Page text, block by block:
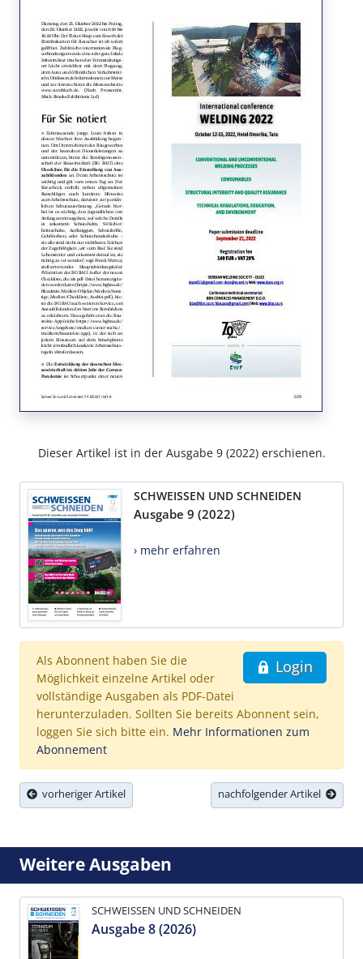
Dieser Artikel ist in der Ausgabe 9 (2022) erschienen.
SCHWEISSEN UND SCHNEIDEN
Ausgabe 9 (2022)
› mehr erfahren
Login
Als Abonnent haben Sie die
Möglichkeit einzelne Artikel oder
vollständige Ausgaben als PDF-Datei
herunterzuladen. Sollten Sie bereits Abonnent sein,
loggen Sie sich bitte ein. Mehr Informationen zum
Abonnement
vorheriger Artikel nachfolgender Artikel
Weitere Ausgaben
SCHWEISSEN UND SCHNEIDEN
Ausgabe 8 (2026)